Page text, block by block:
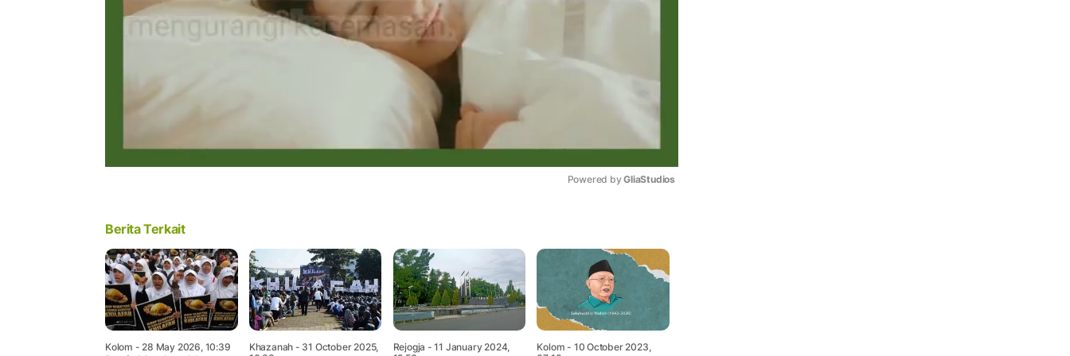
Powered by GliaStudios
Berita Terkait
Kolom - 28 May 2026, 10:39 Khazanah - 31 October 2025,
Rejogja - 11 January 2024,
Kolom - 10 October 2023,